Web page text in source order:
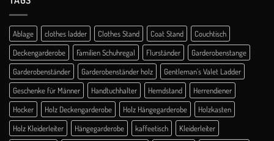
Ablage clothes ladder Clothes Stand Coat Stand
Couchtisch
Deckengarderobe
Familien Schuhregal Flurständer
Garderobenstange
Garderobenständer
Garderobenständer holz
Gentleman's Valet Ladder
Geschenke für Männer
Handtuchhalter Hemdstand
Herrendiener
Hocker
Holz Deckengarderobe Holz Hängegarderobe
Holzkasten
Holz Kleiderleiter
Hängegarderobe kaffeetisch
Kleiderleiter